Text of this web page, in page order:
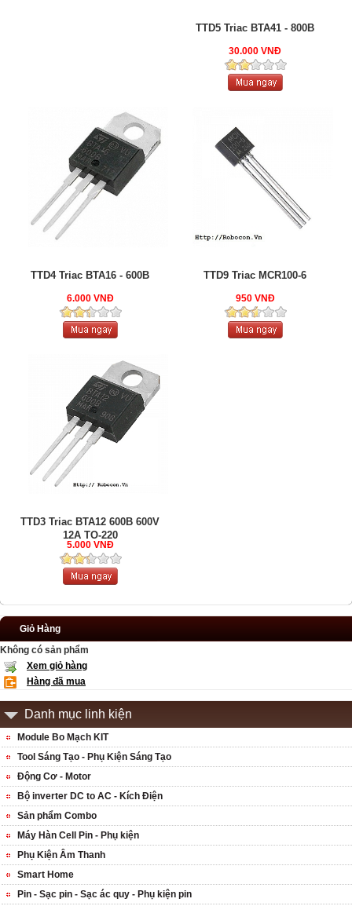
TTD5 Triac BTA41 - 800B
30.000 VNĐ
TTD4 Triac BTA16 - 600B
6.000 VNĐ
TTD9 Triac MCR100-6
950 VNĐ
TTD3 Triac BTA12 600B 600V
12A TO-220
5.000 VNĐ
Giỏ Hàng
Không có sản phẩm
Xem giỏ hàng
Hàng đã mua
Danh mục linh kiện
Module Bo Mạch KIT
Tool Sáng Tạo - Phụ Kiện Sáng Tạo
Động Cơ - Motor
Bộ inverter DC to AC - Kích Điện
Sản phẩm Combo
Máy Hàn Cell Pin - Phụ kiện
Phụ Kiện Âm Thanh
Smart Home
Pin - Sạc pin - Sạc ác quy - Phụ kiện pin